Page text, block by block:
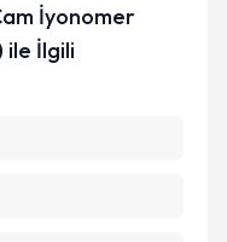
İyonomer
ile İlgili